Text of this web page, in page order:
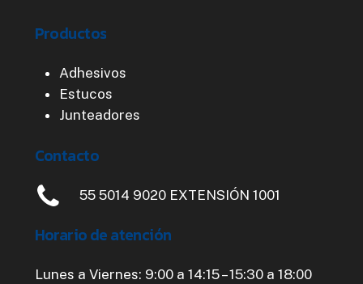
Productos
Adhesivos
Estucos
Junteadores
Contacto
55 5014 9020 EXTENSIÓN 1001
Horariodeatención
Lunes a Viernes: 9:00 a 14:15 – 15:30 a 18:00